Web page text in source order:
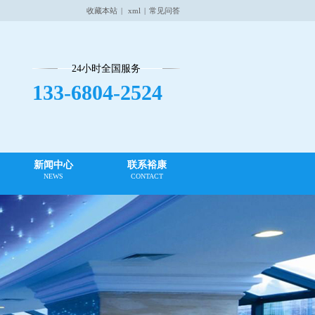
收藏本站 | xml | 常见问答
24小时全国服务
133-6804-2524
新闻中心
NEWS
联系裕康
CONTACT